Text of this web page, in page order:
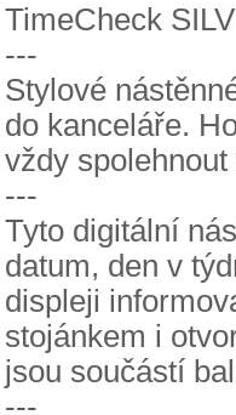
TimeCheck
---
Stylové
do kanceláře.
vždy
---
Tyto digitální
datum, den v
displeji
stojánkem i
jsou součástí
---